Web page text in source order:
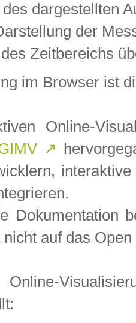
dargestellten
der
Zeitbereichs
im Browser ist
Online-
↗
Dokumentation
auf das